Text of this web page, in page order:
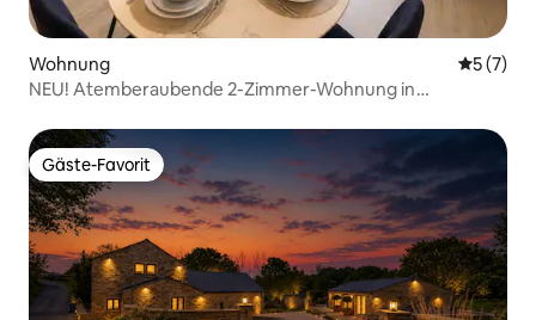
Wohnung
5 (7)
NEU! Atemberaubende 2-Zimmer-Wohnung in
Gäste-Favorit
Gäste-Favorit